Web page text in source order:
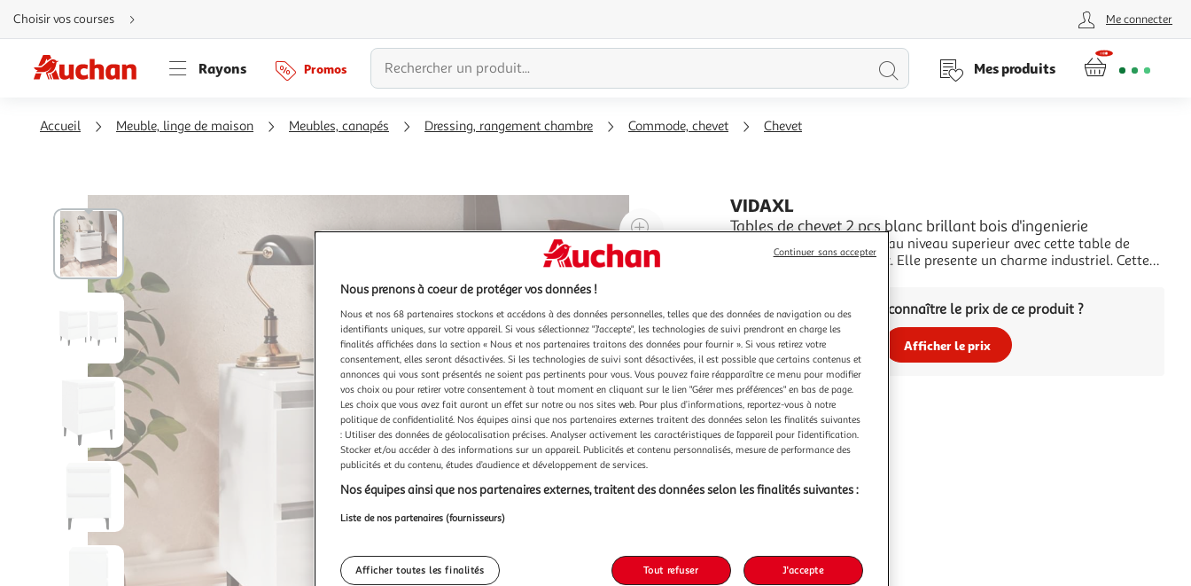
Aller
directement
au
Aller
directement
à
Aller
directement
rubrique
besoin
Choisir vos courses Me connecter
Rayons Promos
Lancer
Mes produits
Accueil Meuble, linge de maison Meubles, canapés Dressing, rangement chambre Commode, chevet Chevet
Agrandir
l'illustration
à
Réduire
à
100
%
Partager
le
produit
VIDAXL
Tables de chevet 2 pcs blanc brillant bois d'ingenierie
Ameliorez votre interieur au niveau superieur avec cette table de
chevet bien conçue et chic. Elle presente un charme industriel. Cette
tiroirs qui offrent un grand
Vous voulez connaître le prix de ce produit ?
Afficher le prix
Nous prenons à coeur de protéger vos données !
Nous et nos 68 partenaires stockons et accédons à des données personnelles, telles que des données de navigation ou des
identifiants uniques, sur votre appareil. Si vous sélectionnez "J'accepte", les technologies de suivi prendront en charge les
finalités affichées dans la section « Nous et nos partenaires traitons des données pour fournir ». Si vous retirez votre
consentement, elles seront désactivées. Si les technologies de suivi sont désactivées, il est possible que certains contenus et
annonces qui vous sont présentés ne soient pas pertinents pour vous. Vous pouvez faire réapparaître ce menu pour modifier
vos choix ou pour retirer votre consentement à tout moment en cliquant sur le lien "Gérer mes préférences" en bas de page.
Les choix que vous avez fait auront un effet sur notre ou nos sites web. Pour plus d’informations, reportez-vous à notre
politique de confidentialité. Nos équipes ainsi que nos partenaires externes traitent des données selon les finalités suivantes
: Utiliser des données de géolocalisation précises. Analyser activement les caractéristiques de l’appareil pour l’identification.
Stocker et/ou accéder à des informations sur un appareil. Publicités et contenu personnalisés, mesure de performance des
publicités et du contenu, études d’audience et développement de services.
Nos équipes ainsi que nos partenaires externes, traitent des données selon les finalités suivantes :
Liste de nos partenaires (fournisseurs)
Afficher toutes les finalités Tout refuser J'accepte
Continuer sans accepter